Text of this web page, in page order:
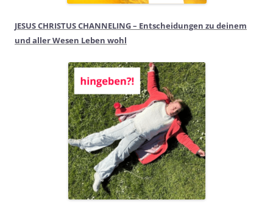
JESUS CHRISTUS CHANNELING – Entscheidungen zu deinem
und aller Wesen Leben wohl